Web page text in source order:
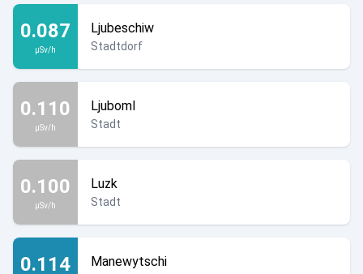
0.087
µSv/h
Ljubeschiw
Stadtdorf
0.110
µSv/h
Ljuboml
Stadt
0.100
µSv/h
Luzk
Stadt
0.114 Manewytschi